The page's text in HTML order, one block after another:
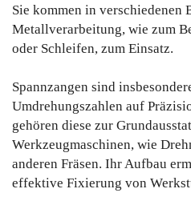
Sie kommen in verschiedenen
Metallverarbeitung, wie zum
oder Schleifen, zum Einsatz.
Spannzangen sind
Umdrehungszahlen auf
gehören diese zur
Werkzeugmaschinen, wie
anderen Fräsen. Ihr Aufbau
effektive Fixierung von